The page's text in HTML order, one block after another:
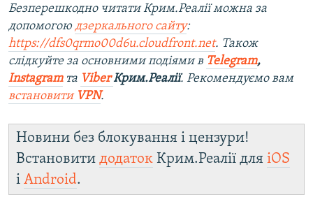
Безперешкодно читати Крим.Реалії можна за
допомогою дзеркального сайту:
https://dfs0qrmo00d6u.cloudfront.net. Також
слідкуйте за основними подіями в Telegram,
Instagramта ViberКрим.Реалії. Рекомендуємо вам
встановити VPN.
Новини без блокування і цензури!
Встановити додаток Крим.Реалії для iOS
і Android.